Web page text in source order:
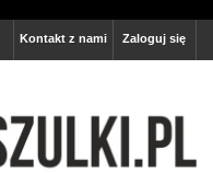
Zaloguj się
Kontakt z nami